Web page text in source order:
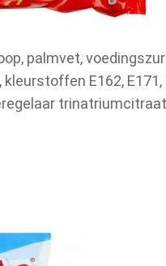
palmvet,
E162, E171,